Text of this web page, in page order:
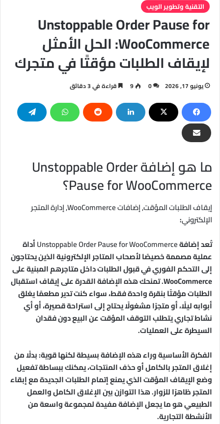
التقنية وتطوير الويب
Unstoppable Order Pause for
WooCommerce: الحل الأمثل
لإيقاف الطلبات مؤقتًا في متجرك
يونيو 17, 2026 0
9 قراءة في 3 دقائق
ما هو إضافة Unstoppable Order
Pause for WooCommerce؟
إيقاف الطلبات المؤقت, إضافات WooCommerce, إدارة المتجر
الإلكتروني:
تُعد إضافةUnstoppable Order Pause for WooCommerceأداة
عملية مصممة خصيصًا لأصحاب المتاجر الإلكترونية الذين يحتاجون
إلى التحكم الفوري في قبول الطلبات داخل متاجرهم المبنية على
WooCommerce. تمنحك هذه الإضافة القدرة على إيقاف استقبال
الطلبات مؤقتًا بنقرة واحدة فقط، سواء كنت تدير مطعمًا يغلق
أبوابه ليلًا، أو متجرًا مشغولًا يحتاج إلى استراحة قصيرة، أو أي
نشاط تجاري يتطلب التوقف المؤقت عن البيع دون فقدان
السيطرة على العمليات.
الفكرة الأساسية وراء هذه الإضافة بسيطة لكنها قوية: بدلًا من
إغلاق المتجر بالكامل أو حذف المنتجات، يمكنك ببساطة تفعيل
وضع الإيقاف المؤقت الذي يمنع إتمام الطلبات الجديدة مع إبقاء
المتجر ظاهرًا للزوار. هذا التوازن بين الإغلاق الكامل والعمل
الطبيعي هو ما يجعل الإضافة مفيدة لمجموعة واسعة من
الأنشطة التجارية.